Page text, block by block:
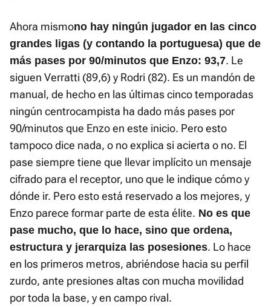
Ahora mismono hay ningún jugador en las cinco
grandes ligas (y contando la portuguesa) que de
más pases por 90/minutos que Enzo: 93,7. Le
siguen Verratti (89,6) y Rodri (82). Es un mandón de
manual, de hecho en las últimas cinco temporadas
ningún centrocampista ha dado más pases por
90/minutos que Enzo en este inicio. Pero esto
tampoco dice nada, o no explica si acierta o no. El
pase siempre tiene que llevar implícito un mensaje
cifrado para el receptor, uno que le indique cómo y
dónde ir. Pero esto está reservado a los mejores, y
Enzo parece formar parte de esta élite. No es que
pase mucho, que lo hace, sino que ordena,
estructura y jerarquiza las posesiones. Lo hace
en los primeros metros, abriéndose hacia su perfil
zurdo, ante presiones altas con mucha movilidad
por toda la base, y en campo rival.